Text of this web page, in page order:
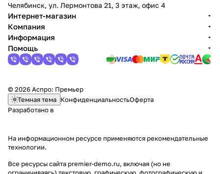
Челябинск, ул. Лермонтова 21, 3 этаж, офис 4
Интернет-магазин
Компания
Информация
Помощь
© 2026 Аспро: Премьер
Темная тема КонфиденциальностьОферта
Разработано в
На информационном ресурсе применяются рекомендательные
технологии.
Все ресурсы сайта premier-demo.ru, включая (но не